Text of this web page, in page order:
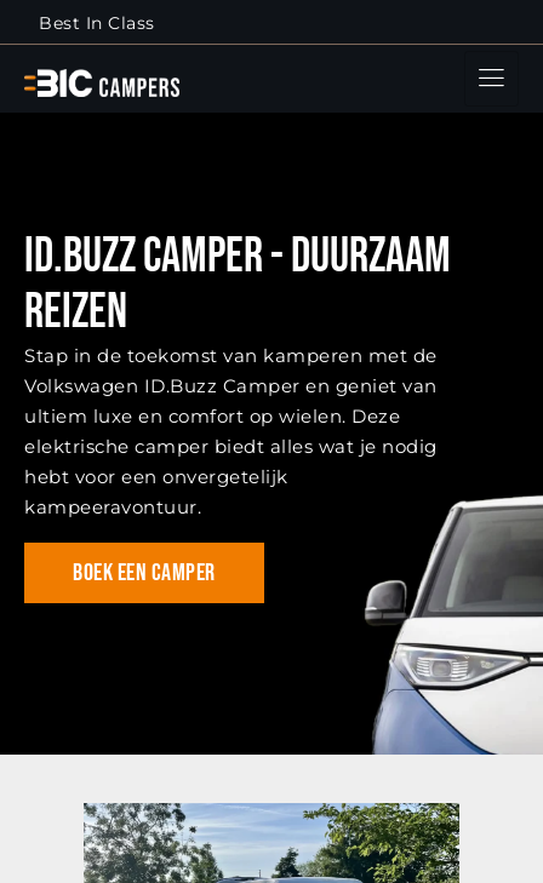
Best In Class
ID.Buzz camper - Duurzaam
reizen
Stap in de toekomst van kamperen met de
Volkswagen ID.Buzz Camper en geniet van
ultiem luxe en comfort op wielen. Deze
elektrische camper biedt alles wat je nodig
hebt voor een onvergetelijk
kampeeravontuur.
Boek een camper